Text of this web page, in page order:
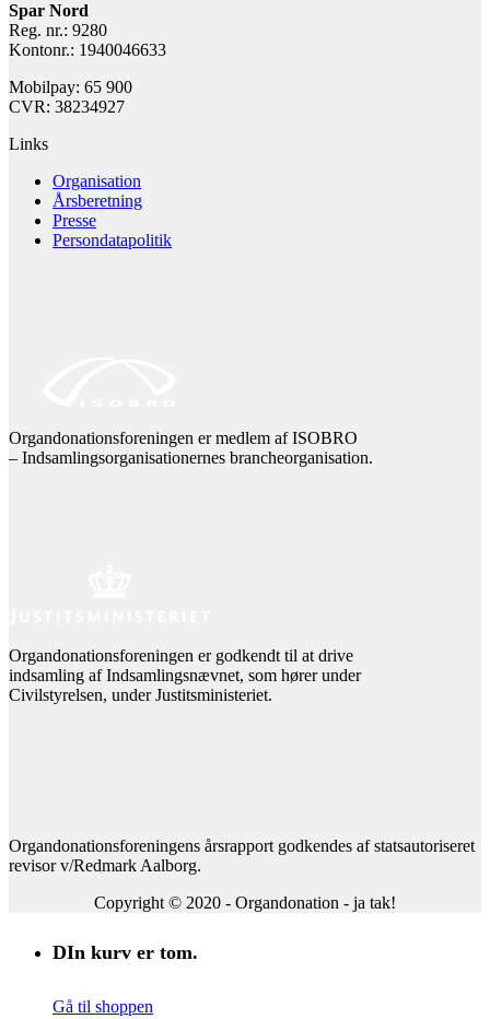
Spar Nord
Reg. nr.: 9280
Kontonr.: 1940046633
Mobilpay: 65 900
CVR: 38234927
Links
Organisation
Årsberetning
Presse
Persondatapolitik
Organdonationsforeningen er medlem af ISOBRO
– Indsamlingsorganisationernes brancheorganisation.
Organdonationsforeningen er godkendt til at drive
indsamling af Indsamlingsnævnet, som hører under
Civilstyrelsen, under Justitsministeriet.
Organdonationsforeningens årsrapport godkendes af statsautoriseret
revisor v/Redmark Aalborg.
Copyright © 2020 - Organdonation - ja tak!
DIn kurv er tom.
Gå til shoppen